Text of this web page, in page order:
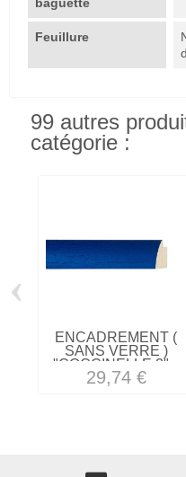
baguette
Feuillure
99 autres
catégorie :
ENCADREMENT (
SANS VERRE )
"COCCINELLE 2"...
29,74 €
‹